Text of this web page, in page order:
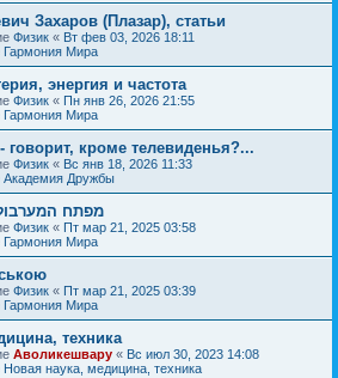
Захаров (Плазар), статьи
Физик « Вт фев 03, 2026 18:11
Гармония Мира
энергия и частота
Физик « Пн янв 26, 2026 21:55
Гармония Мира
кроме телевиденья?...
Физик « Вс янв 18, 2026 11:33
Академия Дружбы
מפתח
Физик « Пт мар 21, 2025 03:58
Гармония Мира
Физик « Пт мар 21, 2025 03:39
Гармония Мира
техника
Аволикешвару « Вс июл 30, 2023 14:08
Новая наука, медицина, техника